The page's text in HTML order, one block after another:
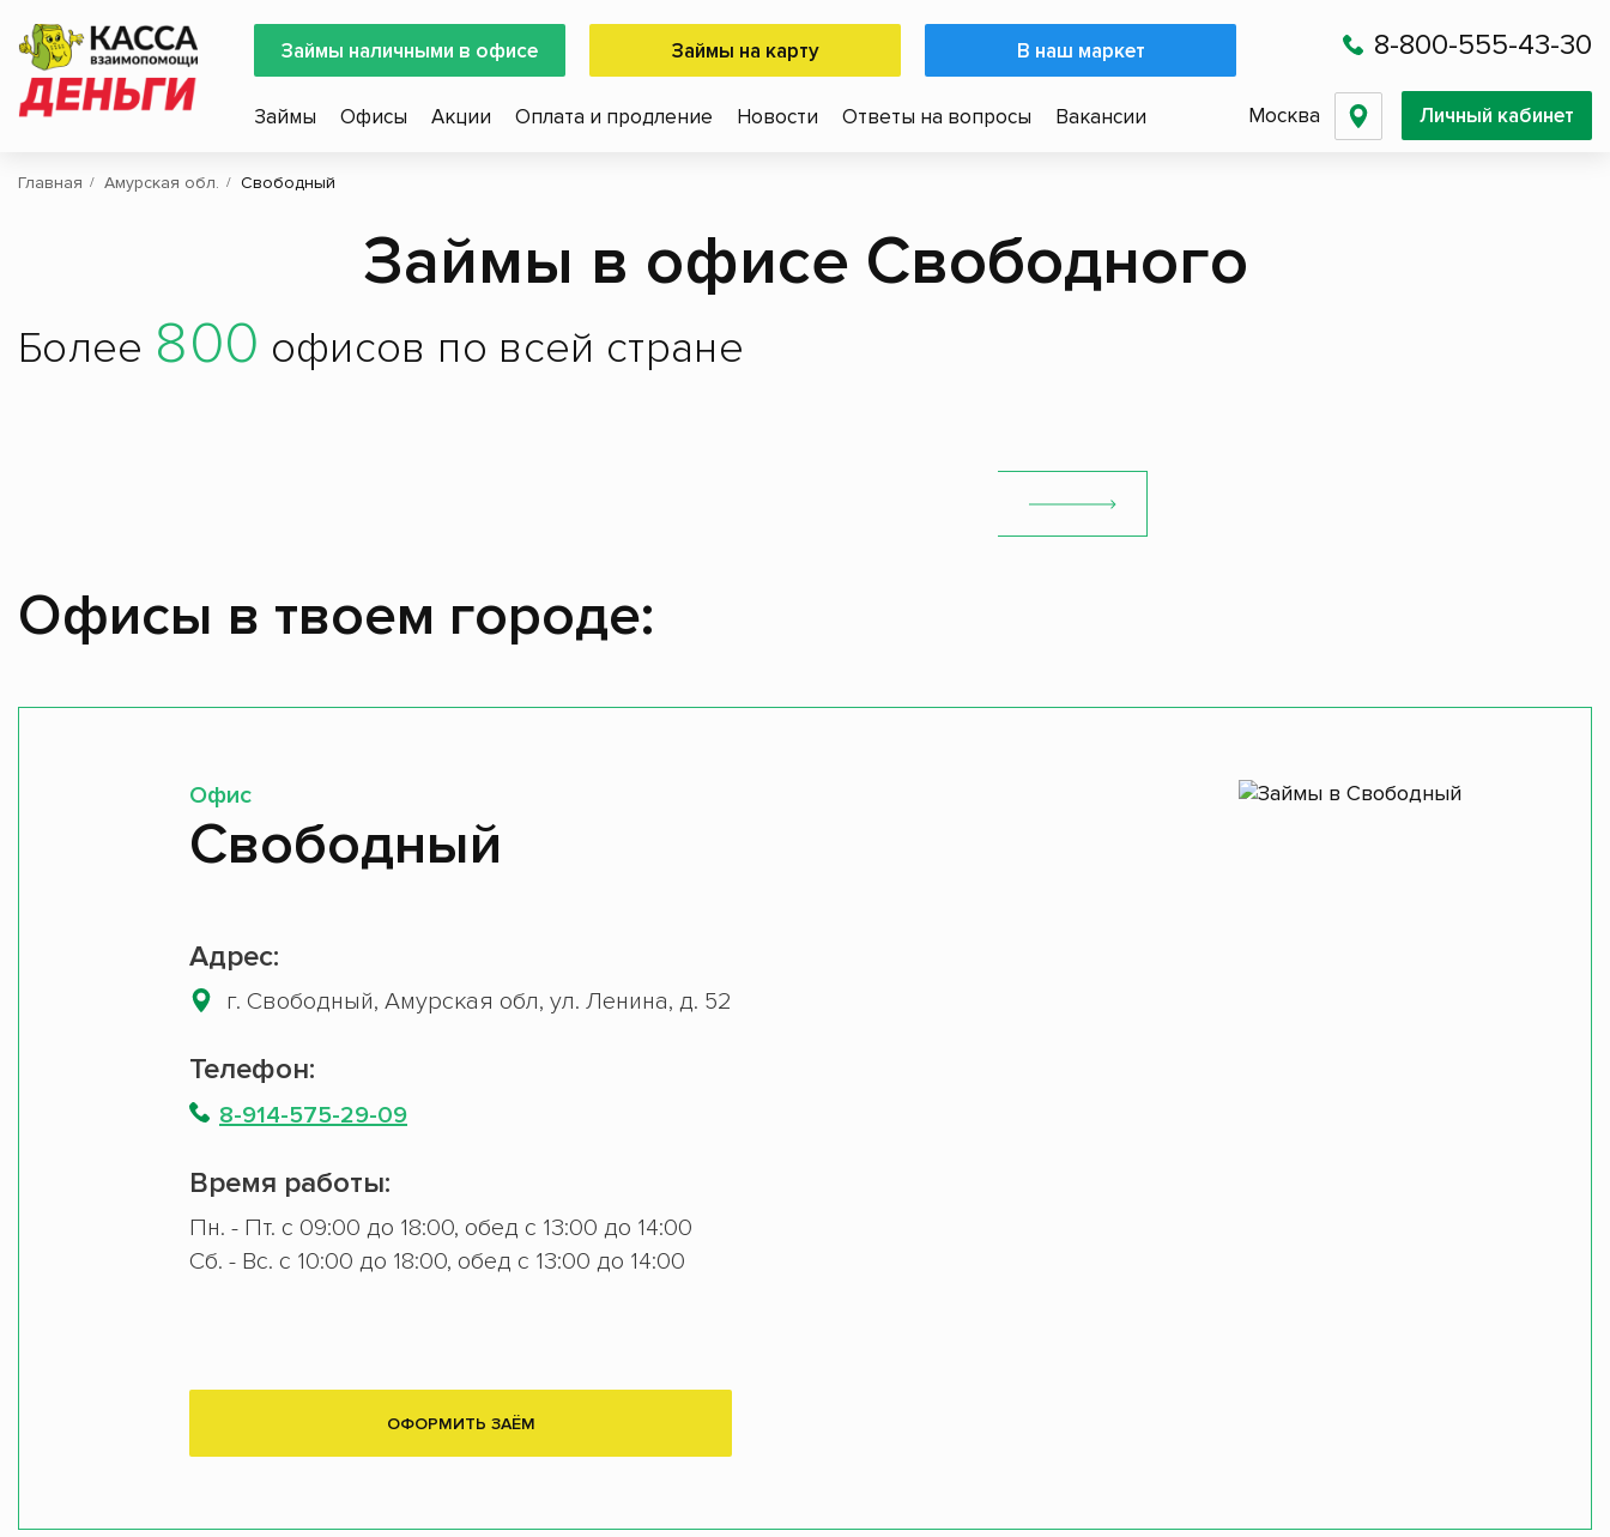
Займы наличными в офисе Займы на карту В наш маркет 8-800-555-43-30
Займы Офисы Акции Оплата и продление Новости Ответы на вопросы Вакансии Москва Личный кабинет
Главная Амурская обл. Свободный
Займы в офисе Свободного
Более 800 офисов по всей стране
Офисы в твоем городе:
Офис
Свободный
Адрес:
г. Свободный, Амурская обл, ул. Ленина, д. 52
Телефон:
8-914-575-29-09
Время работы:
Пн. - Пт. с 09:00 до 18:00, обед с 13:00 до 14:00
Сб. - Вс. с 10:00 до 18:00, обед с 13:00 до 14:00
ОФОРМИТЬ ЗАЁМ